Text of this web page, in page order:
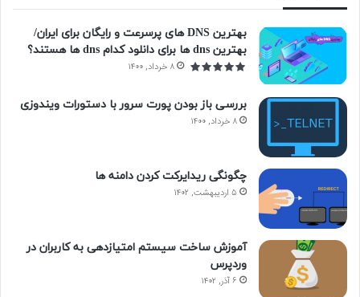
بهترین DNS های پرسرعت و رایگان برای ایران/
بهترین dns ها برای دانلود کدام dns ها هستند؟
۸ خرداد, ۱۴۰۰
بررسی باز بودن پورت سرور با دستورات ویندوزی
۸ خرداد, ۱۴۰۰
چگونگی ریدایرکت کردن دامنه ها
۵ اردیبهشت, ۱۴۰۲
آموزش ساخت سیستم امتیازدهی به کاربران در
وردپرس
۶ آذر, ۱۴۰۲